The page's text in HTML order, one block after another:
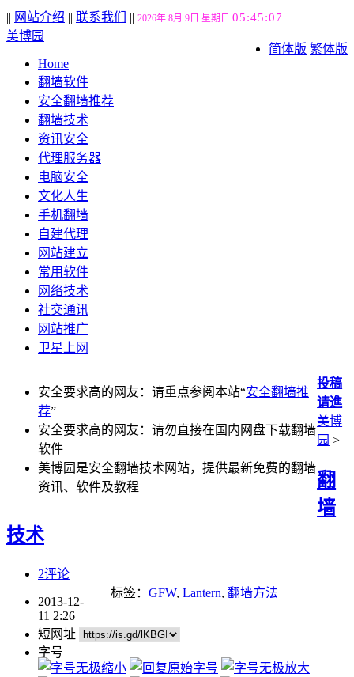
|| 网站介绍 || 联系我们 || 2026年 8月 9日 星期日 05:45:08
简体版 繁体版
美博园
Home
翻墙软件
安全翻墙推荐
翻墙技术
资讯安全
代理服务器
电脑安全
文化人生
手机翻墙
自建代理
网站建立
常用软件
网络技术
社交通讯
网站推广
卫星上网
安全要求高的网友：请重点参阅本站“安全翻墙推
荐”
安全要求高的网友：请勿直接在国内网盘下载翻墙
软件
美博园是安全翻墙技术网站，提供最新免费的翻墙
资讯、软件及教程
投稿
请進
美博
园 >
翻
墙
技术
2评论
标签： GFW, Lantern, 翻墙方法
2013-12-
11 2:26
短网址
字号